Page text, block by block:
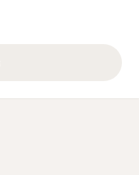
anteriores